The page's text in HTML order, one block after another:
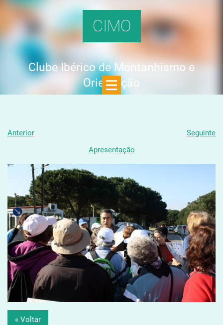
CIMO
Clube Ibérico de Montanhismo e
Orientação
Anterior
Seguinte
Apresentação
« Voltar